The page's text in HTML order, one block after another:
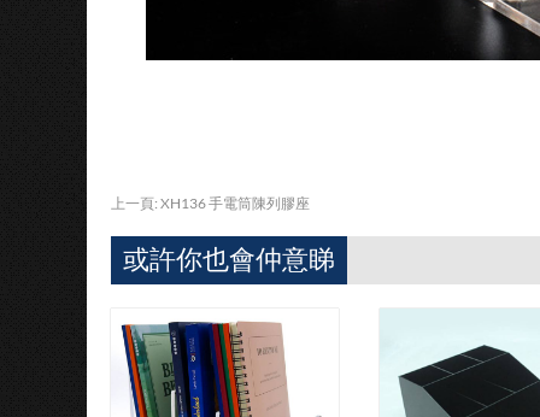
上一頁: XH136 手電筒陳列膠座
或許你也會仲意睇